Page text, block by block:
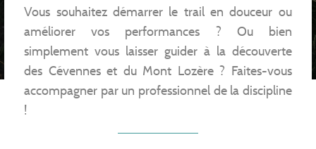
Vous souhaitez démarrer le trail en douceur ou
améliorer vos performances ? Ou bien
simplement vous laisser guider à la découverte
des Cévennes et du Mont Lozère ? Faites-vous
accompagner par un professionnel de la discipline
!